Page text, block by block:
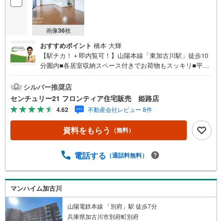
画像36枚
おすすめポイント 橋本 大輝
【駅チカ！＋即内覧可！】山陽本線「東加古川駅」徒歩10
分圏内■各居室収納スペース付きでお荷物もスッキリ■平岡
明るい日差しが差し込みます 特徴・スーパー・コンビニま
で徒歩10分圏内で生活至便！・客間やお子様のプレイルー
ムなど用途多彩な和室！・リビング全体を見渡せるカウン
ターキッチン！ 立地・加古川市立平岡小学校まで徒歩約7
分・加古川市立平岡南中学校まで徒歩約13分 弊社が選ばれ
る理由 1.お金の扱い方のプロ、ファイナンシャルプランナ
売却専門チームあり！3.たくさんの銀行と繋がりがあるた
し後に必要になったお家のリフォームも弊社のリフォーム
プランナーがご提案！5.定期的にご連絡を繋ぎ、有事の際
に迅速にサポートいたします弊社は専門家同士が連携をと
っているため、より多くの知見がございます。お気軽にお
問合せください！
シルバー推奨店
センチュリー21 フロンティア住宅販売 姫路店
4.62 不動産会社レビュー 8件
資料をもらう （無料）
電話する （通話料無料）
マンハイム加古川
山陽電鉄本線 「別府」駅 徒歩7分
兵庫県加古川市別府町別府